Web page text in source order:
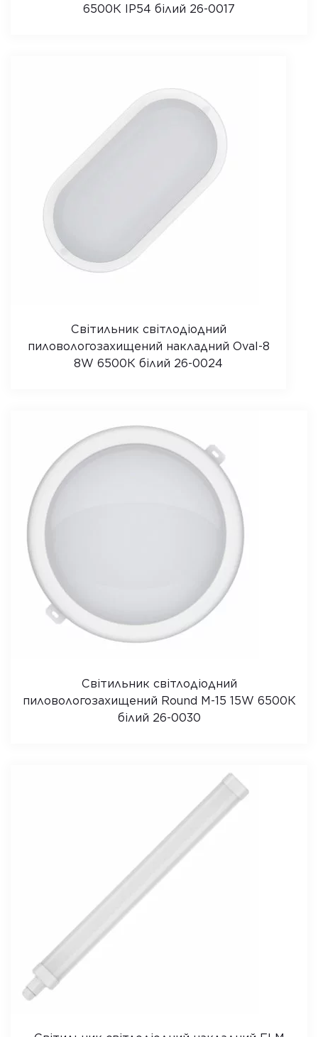
6500К IP54 білий 26-0017
Світильник світлодіодний
пиловологозахищений накладний Oval-8
8W 6500К білий 26-0024
Світильник світлодіодний
пиловологозахищений Round M-15 15W 6500К
білий 26-0030